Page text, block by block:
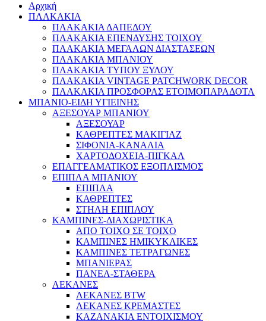
Αρχική
ΠΛΑΚΑΚΙΑ
ΠΛΑΚΑΚΙΑ ΔΑΠΕΔΟΥ
ΠΛΑΚΑΚΙΑ ΕΠΕΝΔΥΣΗΣ ΤΟΙΧΟΥ
ΠΛΑΚΑΚΙΑ ΜΕΓΑΛΩΝ ΔΙΑΣΤΑΣΕΩΝ
ΠΛΑΚΑΚΙΑ ΜΠΑΝΙΟΥ
ΠΛΑΚΑΚΙΑ ΤΥΠΟΥ ΞΥΛΟΥ
ΠΛΑΚΑΚΙΑ VINTAGE PATCHWORK DECOR
ΠΛΑΚΑΚΙΑ ΠΡΟΣΦΟΡΑΣ ΕΤΟΙΜΟΠΑΡΑΔΟΤΑ
ΜΠΑΝΙΟ-ΕΙΔΗ ΥΓΙΕΙΝΗΣ
ΑΞΕΣΟΥΑΡ ΜΠΑΝΙΟΥ
ΑΞΕΣΟΥΑΡ
ΚΑΘΡΕΠΤΕΣ ΜΑΚΙΓΙΑΖ
ΣΙΦΟΝΙΑ-ΚΑΝΑΛΙΑ
ΧΑΡΤΟΔΟΧΕΙΑ-ΠΙΓΚΑΛ
ΕΠΑΓΓΕΛΜΑΤΙΚΟΣ ΕΞΟΠΛΙΣΜΟΣ
ΕΠΙΠΛΑ ΜΠΑΝΙΟΥ
ΕΠΙΠΛΑ
ΚΑΘΡΕΠΤΕΣ
ΣΤΗΛΗ ΕΠΙΠΛΟΥ
ΚΑΜΠΙΝΕΣ-ΔΙΑΧΩΡΙΣΤΙΚΑ
ΑΠΟ ΤΟΙΧΟ ΣΕ ΤΟΙΧΟ
ΚΑΜΠΙΝΕΣ ΗΜΙΚΥΚΛΙΚΕΣ
ΚΑΜΠΙΝΕΣ ΤΕΤΡΑΓΩΝΕΣ
ΜΠΑΝΙΕΡΑΣ
ΠΑΝΕΛ-ΣΤΑΘΕΡΑ
ΛΕΚΑΝΕΣ
ΛΕΚΑΝΕΣ BTW
ΛΕΚΑΝΕΣ ΚΡΕΜΑΣΤΕΣ
ΚΑΖΑΝΑΚΙΑ ΕΝΤΟΙΧΙΣΜΟΥ